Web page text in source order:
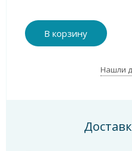
В корзину
Нашли